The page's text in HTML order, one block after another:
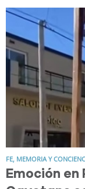
FE, MEMORIA Y
Emoción